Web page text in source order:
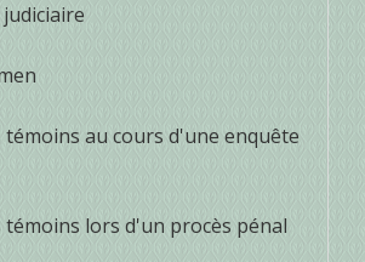
au cours d'une enquête
témoins lors d'un procès pénal